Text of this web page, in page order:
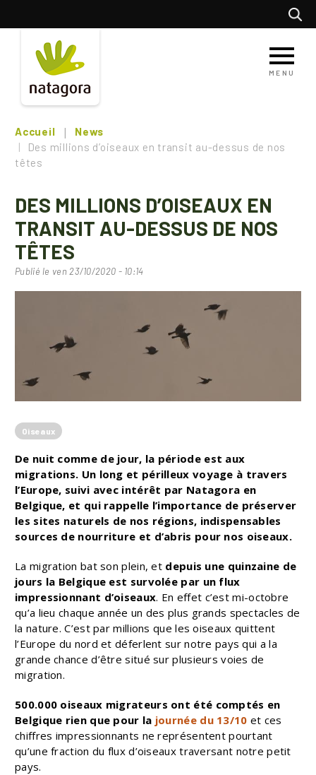
principal
MENU
Accueil
News
Des millions d’oiseaux en transit au-dessus de nos
têtes
DES MILLIONS D’OISEAUX EN
TRANSIT AU-DESSUS DE NOS
TÊTES
Publié le ven 23/10/2020 - 10:14
Oiseaux
De nuit comme de jour, la période est aux
migrations. Un long et périlleux voyage à travers
l’Europe, suivi avec intérêt par Natagora en
Belgique, et qui rappelle l’importance de préserver
les sites naturels de nos régions, indispensables
sources de nourriture et d’abris pour nos oiseaux.
La migration bat son plein, et depuis une quinzaine de
jours la Belgique est survolée par un flux
impressionnant d’oiseaux. En effet c’est mi-octobre
qu’a lieu chaque année un des plus grands spectacles de
la nature. C’est par millions que les oiseaux quittent
l’Europe du nord et déferlent sur notre pays qui a la
grande chance d’être situé sur plusieurs voies de
migration.
500.000 oiseaux migrateurs ont été comptés en
Belgique rien que pour la journée du 13/10 et ces
chiffres impressionnants ne représentent pourtant
qu’une fraction du flux d’oiseaux traversant notre petit
pays.